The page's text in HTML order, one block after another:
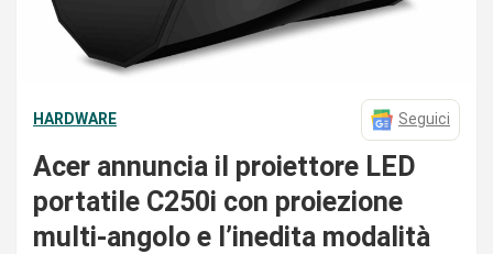
HARDWARE Seguici
Acer annuncia il proiettore LED
portatile C250i con proiezione
multi-angolo e l’inedita modalità